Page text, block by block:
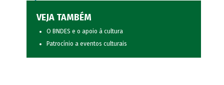
VEJA TAMBÉM
O BNDES e o apoio à cultura
Patrocínio a eventos culturais